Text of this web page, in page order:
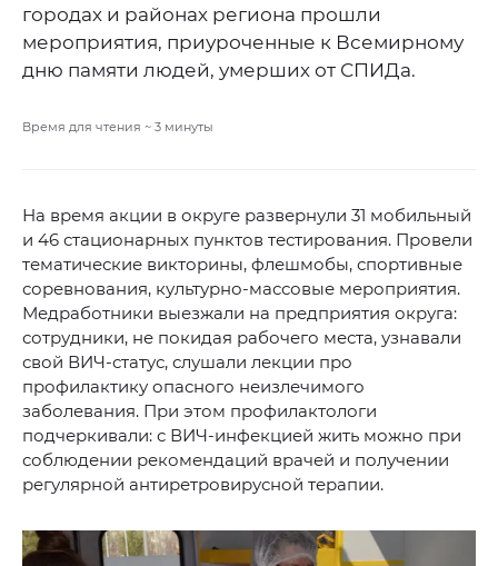
городах и районах региона прошли
мероприятия, приуроченные к Всемирному
дню памяти людей, умерших от СПИДа.
Время для чтения ~ 3 минуты
На время акции в округе развернули 31 мобильный
и 46 стационарных пунктов тестирования. Провели
тематические викторины, флешмобы, спортивные
соревнования, культурно-массовые мероприятия.
Медработники выезжали на предприятия округа:
сотрудники, не покидая рабочего места, узнавали
свой ВИЧ-статус, слушали лекции про
профилактику опасного неизлечимого
заболевания. При этом профилактологи
подчеркивали: с ВИЧ-инфекцией жить можно при
соблюдении рекомендаций врачей и получении
регулярной антиретровирусной терапии.